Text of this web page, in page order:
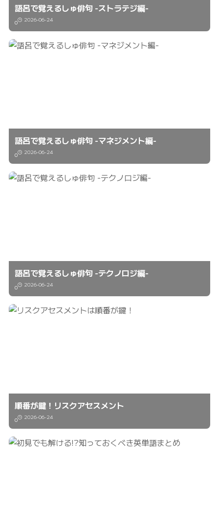
語呂で覚えるしゅ俳句 -ストラテジ編-
0 2026-06-24
語呂で覚えるしゅ俳句 -マネジメント編-
0 2026-06-24
語呂で覚えるしゅ俳句 -テクノロジ編-
0 2026-06-24
順番が鍵！リスクアセスメント
0 2026-06-24